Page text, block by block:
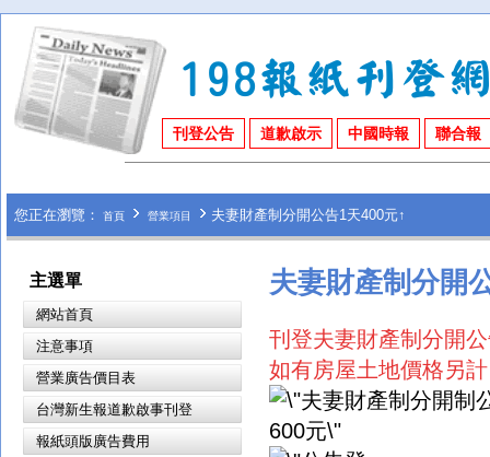
刊登公告 道歉啟示 中國時報 聯合報
您正在瀏覽： 首頁 營業項目 夫妻財產制分開公告1天400元↑
主選單
網站首頁
注意事項
營業廣告價目表
台灣新生報道歉啟事刊登
報紙頭版廣告費用
夫妻財產制分開
刊登夫妻財產制分開
如有房屋土地價格另計